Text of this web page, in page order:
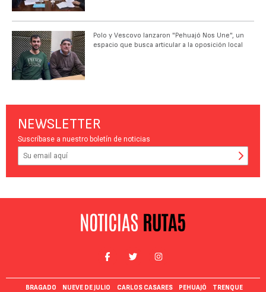
Polo y Vescovo lanzaron "Pehuajó Nos Une", un
espacio que busca articular a la oposición local
NEWSLETTER
Suscríbase a nuestro boletín de noticias
BRAGADO NUEVE DE JULIO CARLOS CASARES PEHUAJÓ TRENQUE